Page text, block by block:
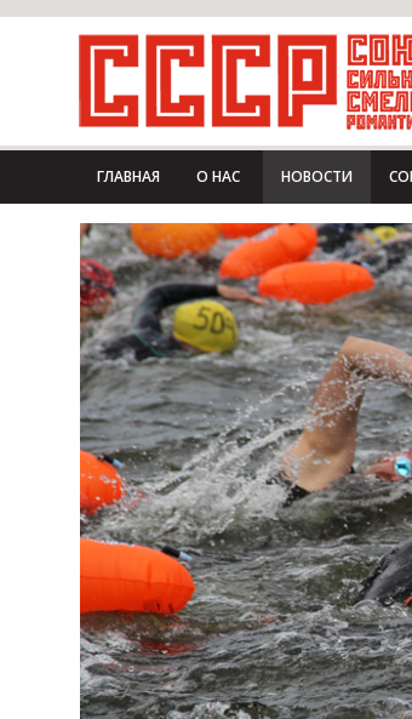
ГЛАВНАЯ О НАС НОВОСТИ